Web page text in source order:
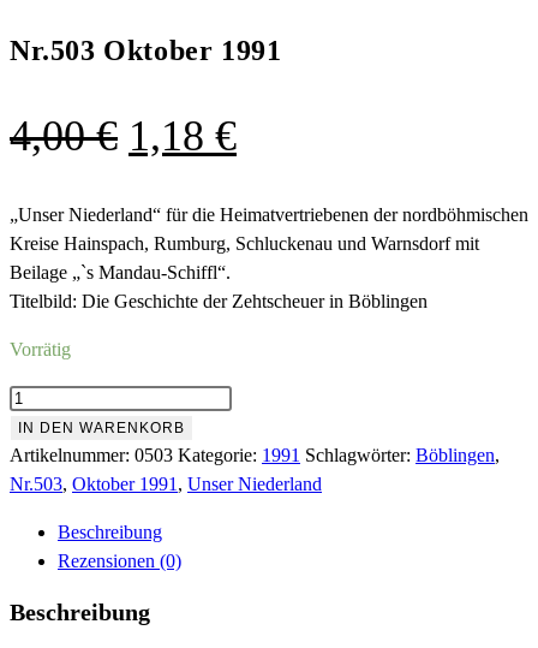
Nr.503 Oktober 1991
4,00€ Ursprünglicher
war:
4,00 €
1,18 €Aktueller
ist:
1,18 €.
„Unser Niederland“ für die Heimatvertriebenen der nordböhmischen
Kreise Hainspach, Rumburg, Schluckenau und Warnsdorf mit
Beilage „`s Mandau-Schiffl“.
Titelbild: Die Geschichte der Zehtscheuer in Böblingen
Vorrätig
Nr.503
Oktober
1991
Menge
IN DEN WARENKORB
Artikelnummer: 0503 Kategorie: 1991 Schlagwörter: Böblingen,
Nr.503, Oktober 1991 , Unser Niederland
Beschreibung
Rezensionen (0)
Beschreibung